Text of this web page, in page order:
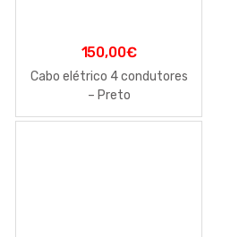
150,00€
Cabo elétrico 4 condutores
– Preto